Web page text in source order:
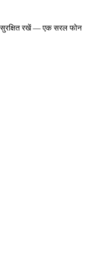
रखें — एक सरल फोन